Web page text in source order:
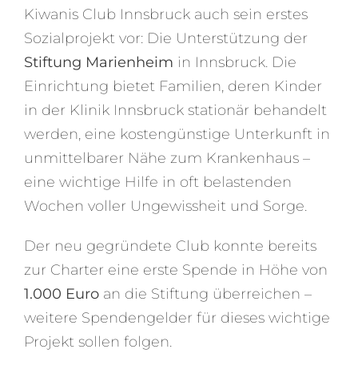
Kiwanis Club Innsbruck auch sein erstes
Sozialprojekt vor: Die Unterstützung der
Stiftung Marienheim in Innsbruck. Die
Einrichtung bietet Familien, deren Kinder
in der Klinik Innsbruck stationär behandelt
werden, eine kostengünstige Unterkunft in
unmittelbarer Nähe zum Krankenhaus –
eine wichtige Hilfe in oft belastenden
Wochen voller Ungewissheit und Sorge.
Der neu gegründete Club konnte bereits
zur Charter eine erste Spende in Höhe von
1.000 Euroan die Stiftung überreichen –
weitere Spendengelder für dieses wichtige
Projekt sollen folgen.